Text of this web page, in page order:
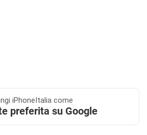
iPhoneItalia come
preferita su Google